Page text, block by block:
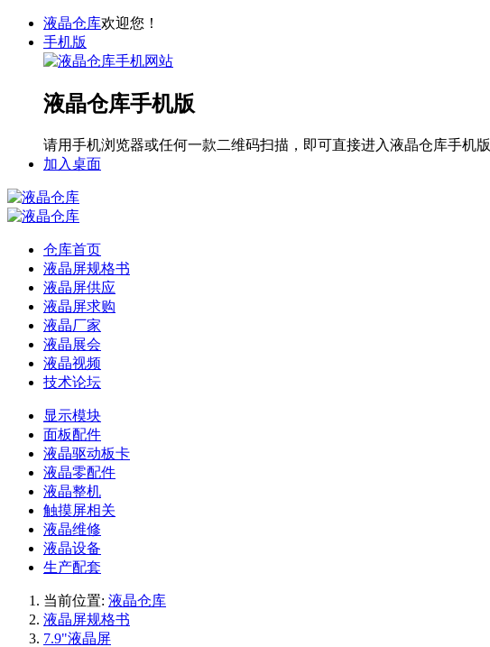
液晶仓库欢迎您！
手机版
液晶仓库手机版
请用手机浏览器或任何一款二维码扫描，即可直接进入液晶仓库手机版
加入桌面
仓库首页
液晶屏规格书
液晶屏供应
液晶屏求购
液晶厂家
液晶展会
液晶视频
技术论坛
显示模块
面板配件
液晶驱动板卡
液晶零配件
液晶整机
触摸屏相关
液晶维修
液晶设备
生产配套
当前位置: 液晶仓库
液晶屏规格书
7.9"液晶屏